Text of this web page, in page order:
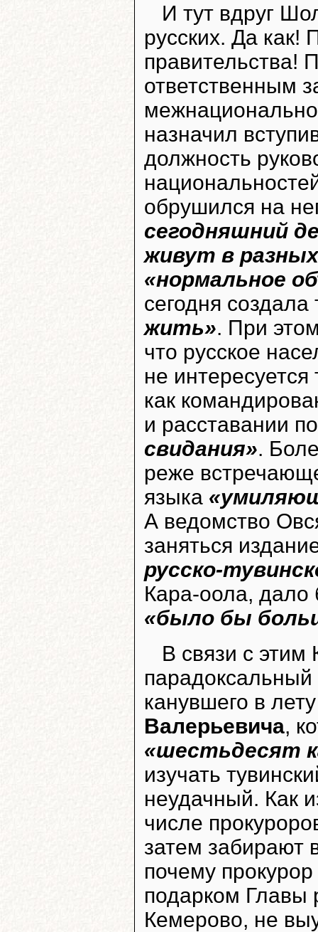
И тут вдруг
русских. Да как!
правительства!
ответственным
назначил
должность
обрушился на
сегодняшний
живут в
«нормальное
сегодня
жить». При
что русское
не интересуется
как
и расставании
свидания».
реже
языка
А ведомство
заняться
русско-
Кара-оола, дало
«было бы
В связи с этим
канувшего в
Валерьевича,
«шестьдесят
изучать
неудачный. Как
числе
затем забирают
почему
подарком Главы
Кемерово, не